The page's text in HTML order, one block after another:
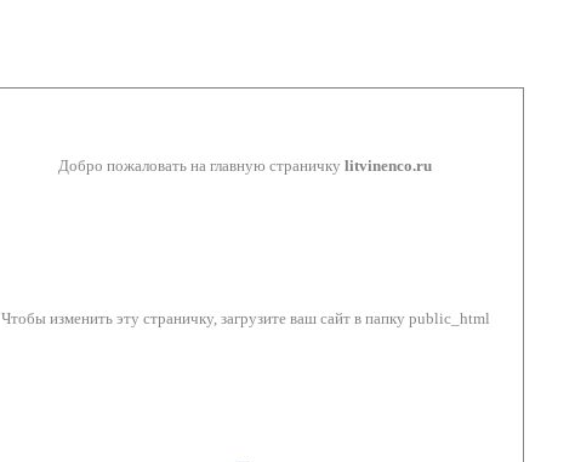
Добро пожаловать на главную страничку litvinenco.ru
Чтобы изменить эту страничку, загрузите ваш сайт в папку public_html